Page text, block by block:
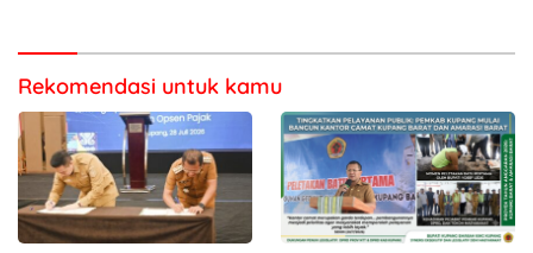
Rekomendasi untuk kamu